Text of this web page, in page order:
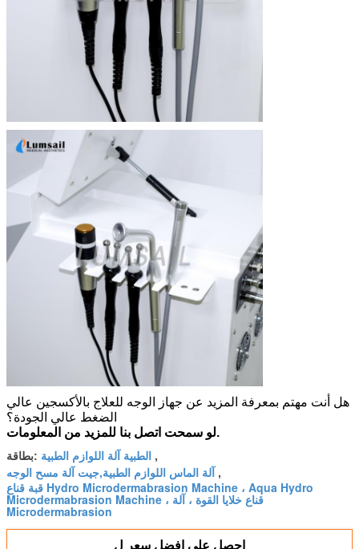
هل أنت مهتم بمعرفة المزيد عن جهاز الوجه للعلاج بالأكسجين عالي
الضغط عالي الجودة؟
لو سمحت اتصل بنا للمزيد من المعلومات.
بطاقة: الطبية آلة اللوازم الطبية ,
آلة الماس اللوازم الطبية,جيت آلة مسح الوجه ,
قبة قناع Hydro Microdermabrasion Machine ، Aqua Hydro
Microdermabrasion Machine ، قناع خلايا القوة ، آلة
Microdermabrasion
احصل على افضل سعر ل